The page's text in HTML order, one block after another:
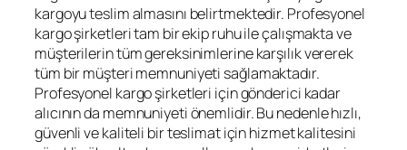
kargoyu teslim almasını belirtmektedir. Profesyonel
kargo şirketleri tam bir ekip ruhu ile çalışmakta ve
müşterilerin tüm gereksinimlerine karşılık vererek
tüm bir müşteri memnuniyeti sağlamaktadır.
Profesyonel kargo şirketleri için gönderici kadar
alıcının da memnuniyeti önemlidir. Bu nedenle hızlı,
güvenli ve kaliteli bir teslimat için hizmet kalitesini